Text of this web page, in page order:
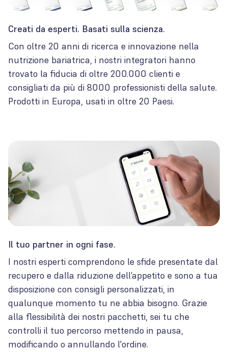
Creati da esperti. Basati sulla scienza.
Con oltre 20 anni di ricerca e innovazione nella
nutrizione bariatrica, i nostri integratori hanno
trovato la fiducia di oltre 200.000 clienti e
consigliati da più di 8000 professionisti della salute.
Prodotti in Europa, usati in oltre 20 Paesi.
Il tuo partner in ogni fase.
I nostri esperti comprendono le sfide presentate dal
recupero e dalla riduzione dell’appetito e sono a tua
disposizione con consigli personalizzati, in
qualunque momento tu ne abbia bisogno. Grazie
alla flessibilità dei nostri pacchetti, sei tu che
controlli il tuo percorso mettendo in pausa,
modificando o annullando l'ordine.